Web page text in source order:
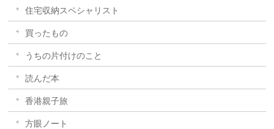
住宅収納スペシャリスト
買ったもの
うちの片付けのこと
読んだ本
香港親子旅
方眼ノート